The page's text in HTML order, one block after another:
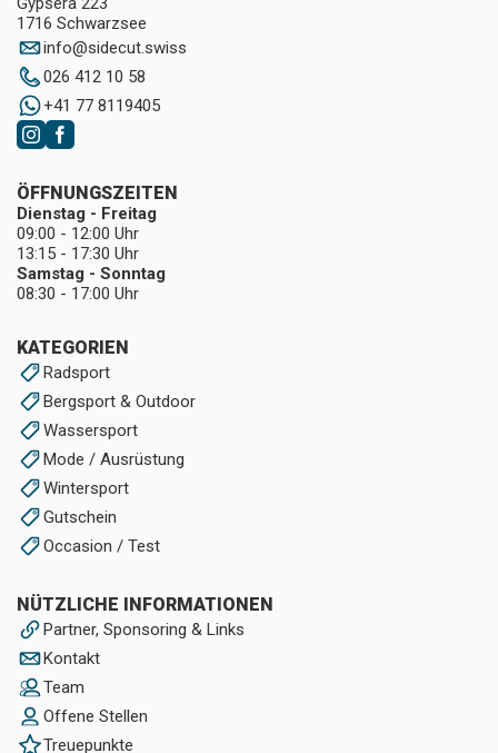
1716 Schwarzsee
info@sidecut.swiss
026 412 10 58
+41 77 8119405
KATEGORIEN
Radsport
Bergsport & Outdoor
Wassersport
Mode / Ausrüstung
Wintersport
Gutschein
Occasion / Test
NÜTZLICHE INFORMATIONEN
Partner, Sponsoring & Links
Kontakt
Team
Offene Stellen
Treuepunkte
ÖFFNUNGSZEITEN
Dienstag - Freitag
09:00 - 12:00 Uhr
13:15 - 17:30 Uhr
Samstag - Sonntag
08:30 - 17:00 Uhr